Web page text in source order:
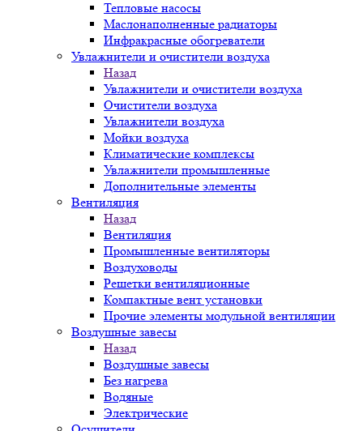
Тепловые насосы
Маслонаполненные радиаторы
Инфракрасные обогреватели
Увлажнители и очистители воздуха
Назад
Увлажнители и очистители воздуха
Очистители воздуха
Увлажнители воздуха
Мойки воздуха
Климатические комплексы
Увлажнители промышленные
Дополнительные элементы
Вентиляция
Назад
Вентиляция
Промышленные вентиляторы
Воздуховоды
Решетки вентиляционные
Компактные вент установки
Прочие элементы модульной вентиляции
Воздушные завесы
Назад
Воздушные завесы
Без нагрева
Водяные
Электрические